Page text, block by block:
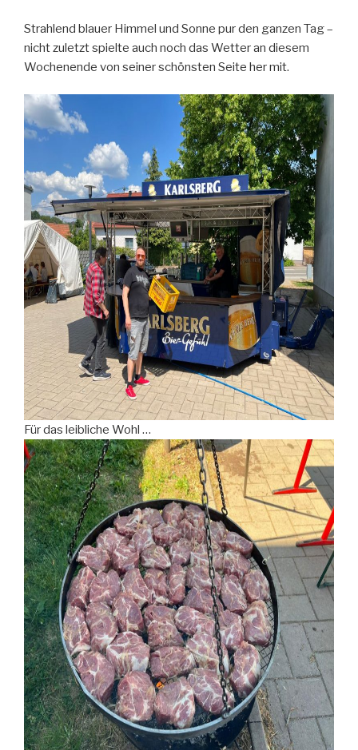
Strahlend blauer Himmel und Sonne pur den ganzen Tag –
nicht zuletzt spielte auch noch das Wetter an diesem
Wochenende von seiner schönsten Seite her mit.
Für das leibliche Wohl …